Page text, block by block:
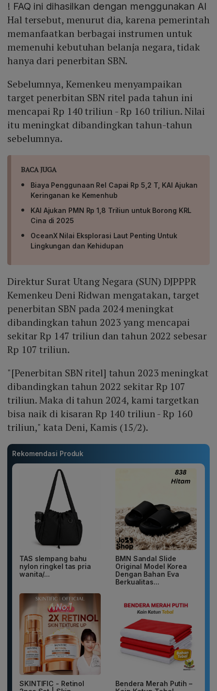
! FAQ ini dihasilkan dengan menggunakan AI
Hal tersebut, menurut dia, karena pemerintah
memanfaatkan berbagai instrumen untuk
memenuhi kebutuhan belanja negara, tidak
hanya dari penerbitan SBN.
Sebelumnya, Kemenkeu menyampaikan
target penerbitan SBN ritel pada tahun ini
mencapai Rp 140 triliun - Rp 160 triliun. Nilai
itu meningkat dibandingkan tahun-tahun
sebelumnya.
BACA JUGA
Biaya Penggunaan Rel Capai Rp 5,2 T, KAI Ajukan
Keringanan ke Kemenhub
KAI Ajukan PMN Rp 1,8 Triliun untuk Borong KRL
Cina di 2025
OceanX Nilai Eksplorasi Laut Penting Untuk
Lingkungan dan Kehidupan
Direktur Surat Utang Negara (SUN) DJPPPR
Kemenkeu Deni Ridwan mengatakan, target
penerbitan SBN pada 2024 meningkat
dibandingkan tahun 2023 yang mencapai
sekitar Rp 147 triliun dan tahun 2022 sebesar
Rp 107 triliun.
"[Penerbitan SBN ritel] tahun 2023 meningkat
dibandingkan tahun 2022 sekitar Rp 107
triliun. Maka di tahun 2024, kami targetkan
bisa naik di kisaran Rp 140 triliun - Rp 160
triliun," kata Deni, Kamis (15/2).
Rekomendasi Produk
TAS slempang bahu
nylon ringkel tas pria
wanita/...
BMN Sandal Slide
Original Model Korea
Dengan Bahan Eva
Berkualitas...
SKINTIFIC - Retinol
Bendera Merah Putih –